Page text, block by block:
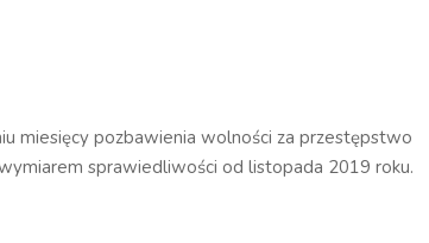
miesięcy pozbawienia wolności za przestępstwo
sprawiedliwości od listopada 2019 roku.